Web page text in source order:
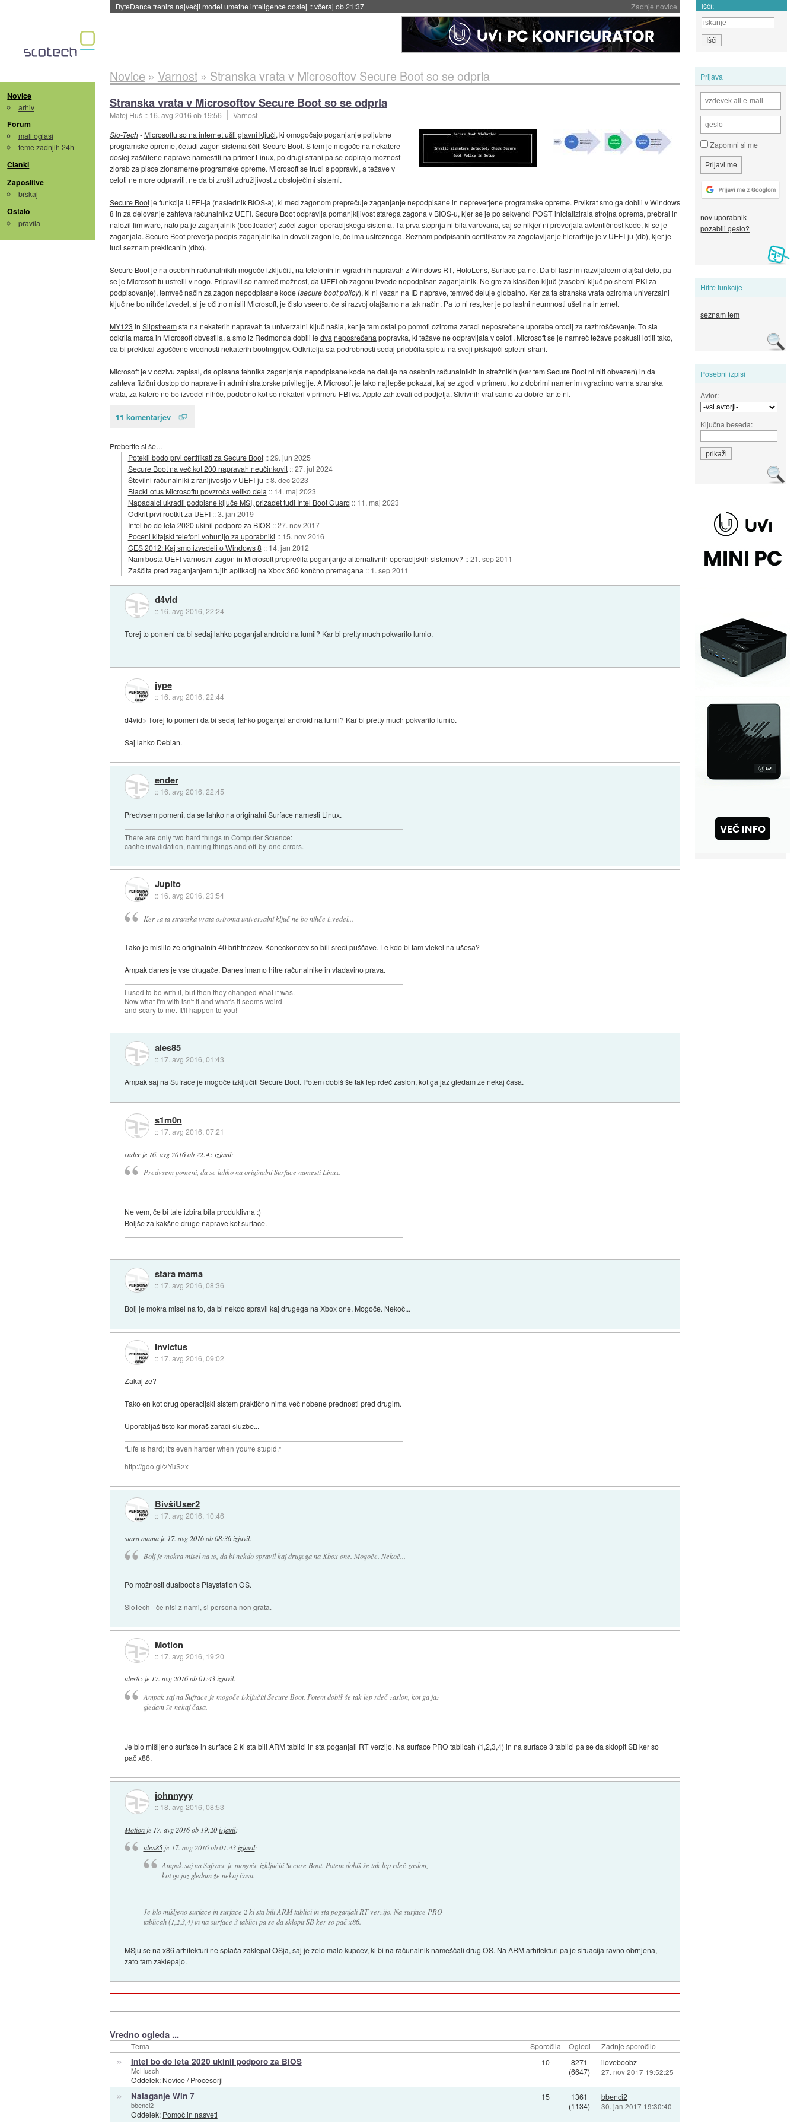
Zadnje novice
ByteDance trenira največji model umetne inteligence doslej ::včeraj ob 21:37 Išči:
Novice
arhiv
Forum
mali oglasi
teme zadnjih 24h
Članki
Zaposlitve
brskaj
Ostalo
pravila
Prijava
Zapomni si me
nov uporabnik
pozabili geslo?
Hitre funkcije
seznam tem
Posebni izpisi
Avtor:
Ključna beseda:
Novice » Varnost» Stranska vrata v Microsoftov Secure Boot so se odprla
Stranska vrata v Microsoftov Secure Boot so se odprla
Matej Huš :: 16. avg 2016ob 19:56
Varnost
Slo-Tech- Microsoftu so na internet ušli glavni ključi, ki omogočajo poganjanje poljubne
programske opreme, četudi zagon sistema ščiti Secure Boot. S tem je mogoče na nekatere
doslej zaščitene naprave namestiti na primer Linux, po drugi strani pa se odpirajo možnost
zlorab za pisce zlonamerne programske opreme. Microsoft se trudi s popravki, a težave v
celoti ne more odpraviti, ne da bi zrušil združljivost z obstoječimi sistemi.
Secure Bootje funkcija UEFI-ja (naslednik BIOS-a), ki med zagonom preprečuje zaganjanje nepodpisane in nepreverjene programske opreme. Prvikrat smo ga dobili v Windows
8 in za delovanje zahteva računalnik z UEFI. Secure Boot odpravlja pomanjkljivost starega zagona v BIOS-u, kjer se je po sekvenci POST inicializirala strojna oprema, prebral in
naložil firmware, nato pa je zaganjalnik (bootloader) začel zagon operacijskega sistema. Ta prva stopnja ni bila varovana, saj se nikjer ni preverjala avtentičnost kode, ki se je
zaganjala. Secure Boot preverja podpis zaganjalnika in dovoli zagon le, če ima ustreznega. Seznam podpisanih certifikatov za zagotavljanje hierarhije je v UEFI-ju (db), kjer je
tudi seznam preklicanih (dbx).
Secure Boot je na osebnih računalnikih mogoče izključiti, na telefonih in vgradnih napravah z Windows RT, HoloLens, Surface pa ne. Da bi lastnim razvijalcem olajšal delo, pa
se je Microsoft tu ustrelil v nogo. Pripravili so namreč možnost, da UEFI ob zagonu izvede nepodpisan zaganjalnik. Ne gre za klasičen ključ (zasebni ključ po shemi PKI za
podpisovanje), temveč način za zagon nepodpisane kode (secure boot policy), ki ni vezan na ID naprave, temveč deluje globalno. Ker za ta stranska vrata oziroma univerzalni
ključ ne bo nihče izvedel, si je očitno mislil Microsoft, je čisto vseeno, če si razvoj olajšamo na tak način. Pa to ni res, ker je po lastni neumnosti ušel na internet.
MY123in Slipstreamsta na nekaterih napravah ta univerzalni ključ našla, ker je tam ostal po pomoti oziroma zaradi neposrečene uporabe orodij za razhroščevanje. To sta
odkrila marca in Microsoft obvestila, a smo iz Redmonda dobili ledva neposrečena popravka, ki težave ne odpravljata v celoti. Microsoft se je namreč težave poskusil lotiti tako,
da bi preklical zgoščene vrednosti nekaterih bootmgrjev. Odkritelja sta podrobnosti sedaj priobčila spletu na svoji piskajoči spletni strani.
Microsoft je v odzivu zapisal, da opisana tehnika zaganjanja nepodpisane kode ne deluje na osebnih računalnikih in strežnikih (ker tem Secure Boot ni niti obvezen) in da
zahteva fizični dostop do naprave in administratorske privilegije. A Microsoft je tako najlepše pokazal, kaj se zgodi v primeru, ko z dobrimi namenim vgradimo varna stranska
vrata, za katere ne bo izvedel nihče, podobno kot so nekateri v primeru FBI vs. Apple zahtevali od podjetja. Skrivnih vrat samo za dobre fante ni.
11 komentarjev
Preberite si še…
Potekli bodo prvi certifikati za Secure Boot ::29. jun 2025
Secure Boot na več kot 200 napravah neučinkovit ::27. jul 2024
Številni računalniki z ranljivostjo v UEFI-ju ::8. dec 2023
BlackLotus Microsoftu povzroča veliko dela :: 14. maj 2023
Napadalci ukradli podpisne ključe MSI, prizadet tudi Intel Boot Guard :: 11. maj 2023
Odkrit prvi rootkit za UEFI ::3. jan 2019
Intel bo do leta 2020 ukinil podporo za BIOS ::27. nov 2017
Poceni kitajski telefoni vohunijo za uporabniki :: 15. nov 2016
CES 2012: Kaj smo izvedeli o Windows 8 :: 14. jan 2012
Nam bosta UEFI varnostni zagon in Microsoft preprečila poganjanje alternativnih operacijskih sistemov? ::21. sep 2011
Zaščita pred zaganjanjem tujih aplikacij na Xbox 360 končno premagana :: 1. sep 2011
d4vid
:: 16. avg 2016, 22:24
Torej to pomeni da bi sedaj lahko poganjal android na lumii? Kar bi pretty much pokvarilo lumio.
jype
:: 16. avg 2016, 22:44
d4vid> Torej to pomeni da bi sedaj lahko poganjal android na lumii? Kar bi pretty much pokvarilo lumio.
Saj lahko Debian.
ender
:: 16. avg 2016, 22:45
Predvsem pomeni, da se lahko na originalni Surface namesti Linux.
There are only two hard things in Computer Science:
cache invalidation, naming things and off-by-one errors.
Jupito
:: 16. avg 2016, 23:54
Ker za ta stranska vrata oziroma univerzalni ključ ne bo nihče izvedel...
Tako je mislilo že originalnih 40 brihtnežev. Koneckoncev so bili sredi puščave. Le kdo bi tam vlekel na ušesa?
Ampak danes je vse drugače. Danes imamo hitre računalnike in vladavino prava.
I used to be with it, but then they changed what it was.
Now what I'm with isn't it and what's it seems weird
and scary to me. It'll happen to you!
ales85
:: 17. avg 2016, 01:43
Ampak saj na Sufrace je mogoče izključiti Secure Boot. Potem dobiš še tak lep rdeč zaslon, kot ga jaz gledam že nekaj časa.
s1m0n
:: 17. avg 2016, 07:21
ender je 16. avg 2016 ob 22:45 izjavil:
Predvsem pomeni, da se lahko na originalni Surface namesti Linux.
Ne vem, če bi tale izbira bila produktivna :)
Boljše za kakšne druge naprave kot surface.
stara mama
:: 17. avg 2016, 08:36
Bolj je mokra misel na to, da bi nekdo spravil kaj drugega na Xbox one. Mogoče. Nekoč...
Invictus
:: 17. avg 2016, 09:02
Zakaj že?
Tako en kot drug operacijski sistem praktično nima več nobene prednosti pred drugim.
Uporabljaš tisto kar moraš zaradi službe...
"Life is hard; it's even harder when you're stupid."
http://goo.gl/2YuS2x
BivšiUser2
:: 17. avg 2016, 10:46
stara mama je 17. avg 2016 ob 08:36 izjavil:
Bolj je mokra misel na to, da bi nekdo spravil kaj drugega na Xbox one. Mogoče. Nekoč...
Po možnosti dualboot s Playstation OS.
SloTech - če nisi z nami, si persona non grata.
Motion
:: 17. avg 2016, 19:20
ales85je 17. avg 2016 ob 01:43 izjavil:
Ampak saj na Sufrace je mogoče izključiti Secure Boot. Potem dobiš še tak lep rdeč zaslon, kot ga jaz
gledam že nekaj časa.
Je blo mišljeno surface in surface 2 ki sta bili ARM tablici in sta poganjali RT verzijo. Na surface PRO tablicah (1,2,3,4) in na surface 3 tablici pa se da sklopit SB ker so
pač x86.
johnnyyy
:: 18. avg 2016, 08:53
Motion je 17. avg 2016 ob 19:20 izjavil:
ales85je 17. avg 2016 ob 01:43 izjavil:
Ampak saj na Sufrace je mogoče izključiti Secure Boot. Potem dobiš še tak lep rdeč zaslon,
kot ga jaz gledam že nekaj časa.
Je blo mišljeno surface in surface 2 ki sta bili ARM tablici in sta poganjali RT verzijo. Na surface PRO
tablicah (1,2,3,4) in na surface 3 tablici pa se da sklopit SB ker so pač x86.
MSju se na x86 arhitekturi ne splača zaklepat OSja, saj je zelo malo kupcev, ki bi na računalnik nameščali drug OS. Na ARM arhitekturi pa je situacija ravno obrnjena,
zato tam zaklepajo.
Vredno ogleda ...
Tema Sporočila Ogledi Zadnje sporočilo
» Intel bo do leta 2020 ukinil podporo za BIOS
McHusch
Oddelek: Novice/Procesorji
10
8271
(6647)
iloveboobz
27. nov 2017 19:52:25
» Nalaganje Win 7
bbenci2
Oddelek: Pomoč in nasveti
15
1361
(1134)
bbenci2
30. jan 2017 19:30:40